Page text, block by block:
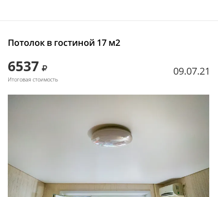
Потолок в гостиной 17 м2
6537
Итоговая стоимость
09.07.21